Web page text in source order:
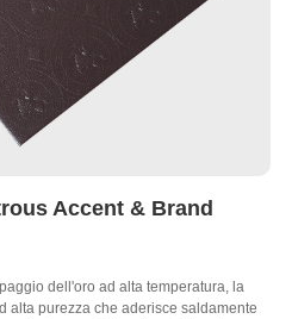
Accent & Brand
dell'oro ad alta temperatura, la
alta purezza che aderisce saldamente